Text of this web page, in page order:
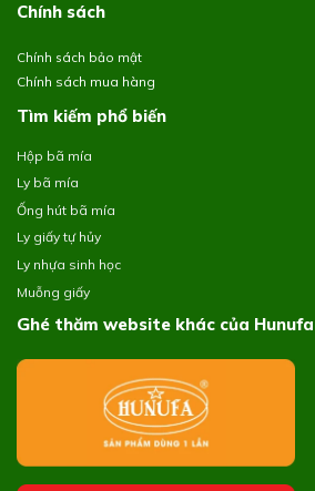
Chính sách
Chính sách bảo mật
Chính sách mua hàng
Tìm kiếm phổ biến
Hộp bã mía
Ly bã mía
Ống hút bã mía
Ly giấy tự hủy
Ly nhựa sinh học
Muỗng giấy
Ghé thăm website khác của Hunufa